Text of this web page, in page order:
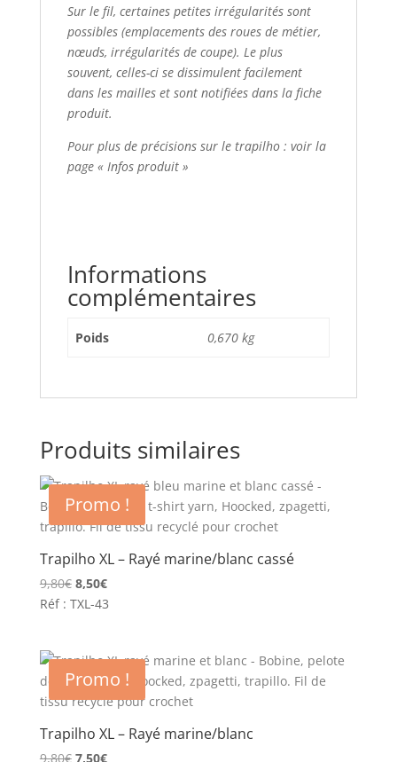
Sur le fil, certaines petites irrégularités sont
possibles (emplacements des roues de métier,
nœuds, irrégularités de coupe). Le plus
souvent, celles-ci se dissimulent facilement
dans les mailles et sont notifiées dans la fiche
produit.
Pour plus de précisions sur le trapilho : voir la
page « Infos produit »
Informations
complémentaires
Poids 0,670 kg
Produits similaires
Promo !
Trapilho XL – Rayé marine/blanc cassé
9,80€ Le
prix
9,80€.
8,50€Le
prix
8,50€.
Réf : TXL-43
Promo !
Trapilho XL – Rayé marine/blanc
9,80€ Le
7,50€Le